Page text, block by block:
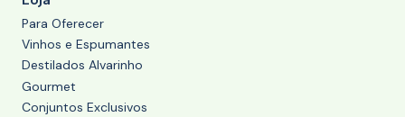
Para Oferecer
Vinhos e Espumantes
Destilados Alvarinho
Gourmet
Conjuntos Exclusivos